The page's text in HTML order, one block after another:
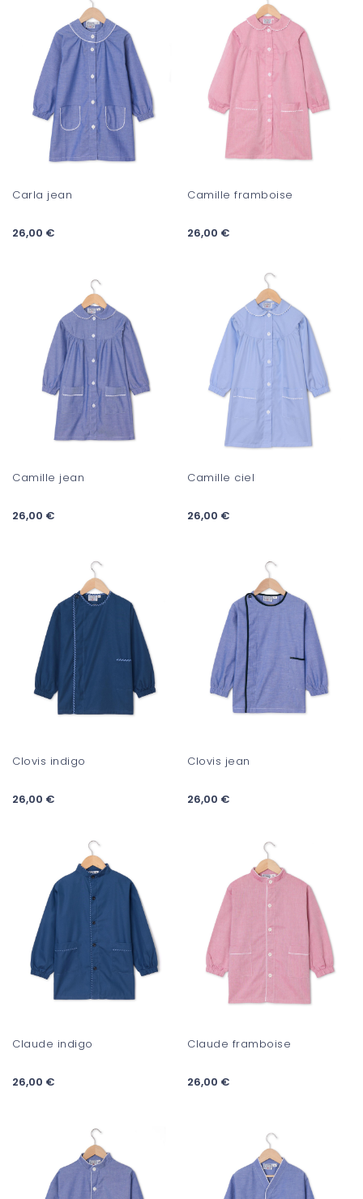
Carla jean
26,00 €
Camille framboise
26,00 €
Camille jean
26,00 €
Camille ciel
26,00 €
Clovis indigo
26,00 €
Clovis jean
26,00 €
Claude indigo
26,00 €
Claude framboise
26,00 €